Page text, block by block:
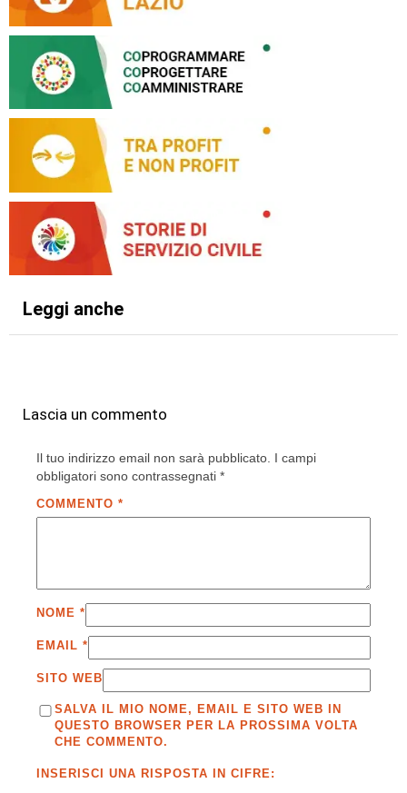
Leggi anche
Lascia un commento
Il tuo indirizzo email non sarà pubblicato. I campi
obbligatori sono contrassegnati *
COMMENTO *
NOME *
EMAIL *
SITO WEB
SALVA IL MIO NOME, EMAIL E SITO WEB IN
QUESTO BROWSER PER LA PROSSIMA VOLTA
CHE COMMENTO.
INSERISCI UNA RISPOSTA IN CIFRE: